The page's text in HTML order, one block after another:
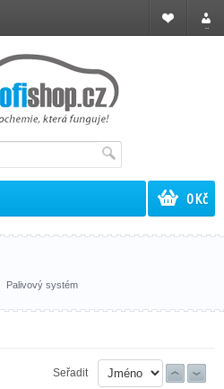
Registrace
0 Kč
Palivový systém
Seřadit